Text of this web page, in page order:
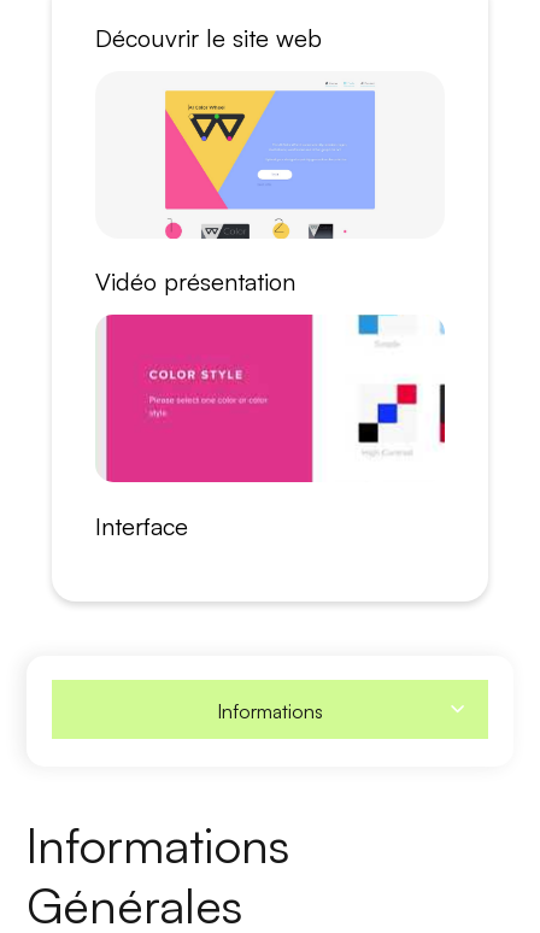
Découvrir le site web
Vidéo présentation
Interface
Informations
Informations
Générales